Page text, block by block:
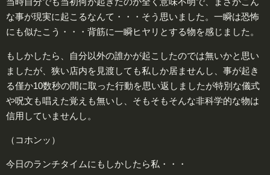
な事が現実に起こるなんて・・・そう思いました。一瞬は恐怖
にも似たこう・・・背筋に一瞬ヒヤリとする物を感じました。
もしかしたら、自分以外の誰かが起こしたのでは無いかと思い
ましたが、狭い店内を見渡しても私しか居ませんし、事が起き
る僅か10数秒の間に取った行動を思い返しましたが特別な儀式
や呪文も唱えた覚えも無いし、そもそもそんな非科学的な物は
信用していませんし。
（コホンッ）
今日のランチタイムにもしかしたら私・・・